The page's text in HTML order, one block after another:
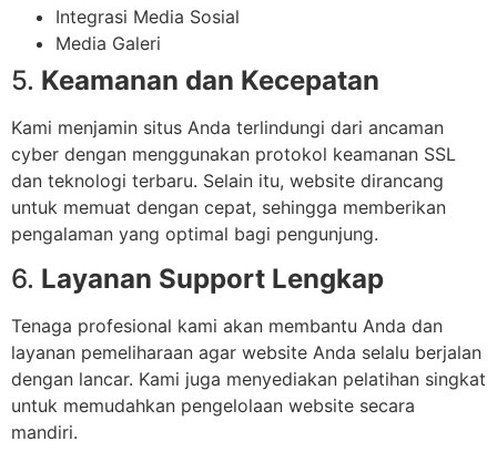
Integrasi Media Sosial
Media Galeri
5. Keamanan dan Kecepatan
Kami menjamin situs Anda terlindungi dari ancaman
cyber dengan menggunakan protokol keamanan SSL
dan teknologi terbaru. Selain itu, website dirancang
untuk memuat dengan cepat, sehingga memberikan
pengalaman yang optimal bagi pengunjung.
6. Layanan Support Lengkap
Tenaga profesional kami akan membantu Anda dan
layanan pemeliharaan agar website Anda selalu berjalan
dengan lancar. Kami juga menyediakan pelatihan singkat
untuk memudahkan pengelolaan website secara
mandiri.